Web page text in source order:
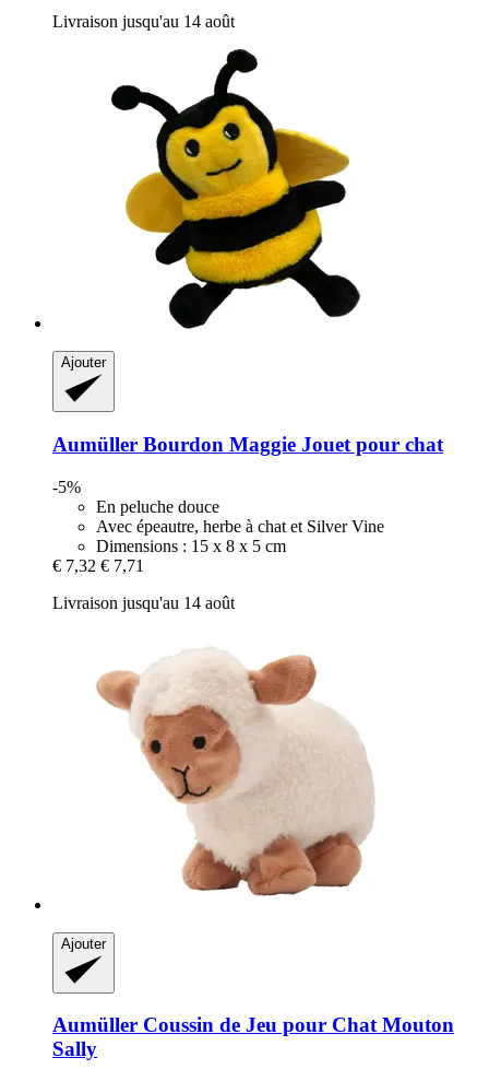
Livraison jusqu'au 14 août
Ajouter
Aumüller Bourdon Maggie Jouet pour chat
-5%
En peluche douce
Avec épeautre, herbe à chat et Silver Vine
Dimensions : 15 x 8 x 5 cm
€ 7,32 € 7,71
Livraison jusqu'au 14 août
Ajouter
Aumüller Coussin de Jeu pour Chat Mouton
Sally